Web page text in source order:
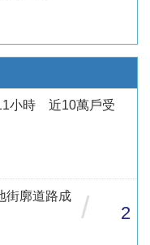
小時 近10萬戶受
街廓道路成
/ 2